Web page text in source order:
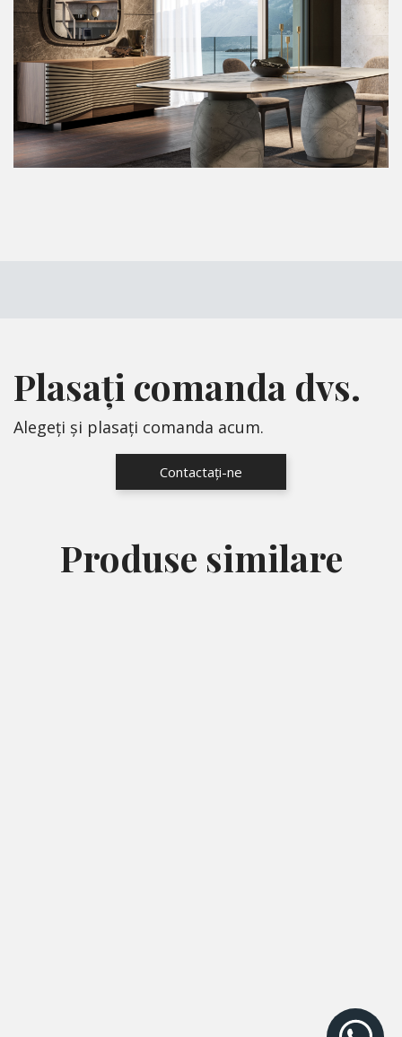
Plasați comanda dvs.
Alegeți și plasați comanda acum.
Contactați-ne
Produse similare